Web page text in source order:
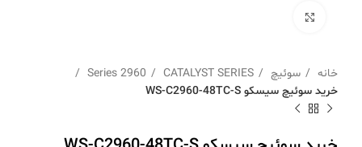
خانه سوئیچ CATALYST SERIES
2960 Series
خرید سوئیچ سیسکو WS-C2960-48TC-S